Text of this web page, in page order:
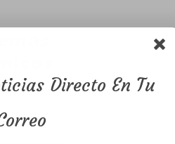
Directo En Tu